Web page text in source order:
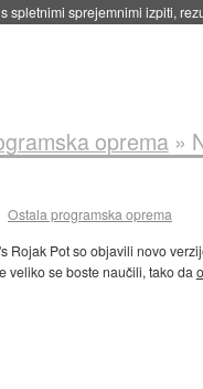
spletnimi sprejemnimi izpiti,
oprema»
Ostala programska oprema
Rojak Pot so objavili novo
veliko se boste naučili, tako da